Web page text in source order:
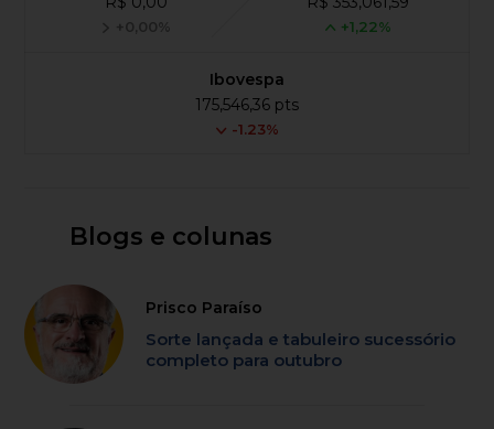
+0,00% +1,22%
Ibovespa
175,546,36 pts
-1.23%
Blogs e colunas
Prisco Paraíso
Sorte lançada e tabuleiro sucessório
completo para outubro